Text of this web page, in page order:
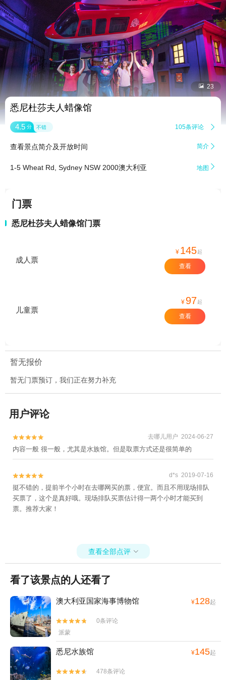
 23
悉尼杜莎夫人蜡像馆
4.5 分 不错 105条评论 
查看景点简介及开放时间 简介 
1-5 Wheat Rd, Sydney NSW 2000澳大利亚 地图 
门票
悉尼杜莎夫人蜡像馆门票
成人票
¥ 145起
查看
儿童票
¥ 97起
查看
暂无报价
暂无门票预订，我们正在努力补充
用户评论

 去哪儿用户 2024-06-27
内容一般 很一般，尤其是水族馆。但是取票方式还是很简单的

 d*s 2019-07-16
挺不错的，提前半个小时在去哪网买的票，便宜。而且不用现场排队
买票了，这个是真好哦。现场排队买票估计得一两个小时才能买到
票。推荐大家！
查看全部点评 
看了该景点的人还看了
澳大利亚国家海事博物馆 ¥128起


0条评论
派蒙
悉尼水族馆 ¥145起


478条评论
